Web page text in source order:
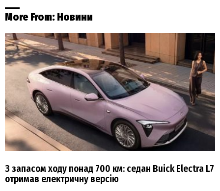
More From: Новини
З запасом ходу понад 700 км: седан Buick Electra L7
отримав електричну версію